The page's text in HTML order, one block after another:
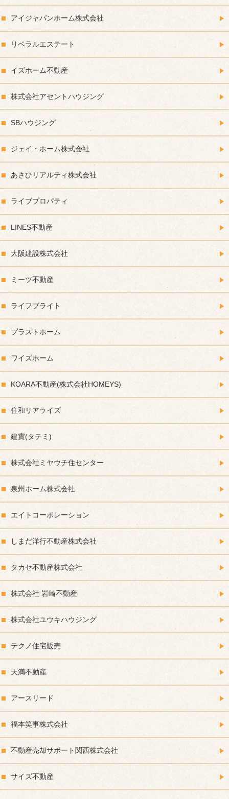
アイジャパンホーム株式会社
リベラルエステート
イズホーム不動産
株式会社アセントハウジング
SBハウジング
ジェイ・ホーム株式会社
あさひリアルティ株式会社
ライブプロパティ
LINES不動産
大阪建設株式会社
ミーツ不動産
ライフブライト
プラストホーム
ワイズホーム
KOARA不動産(株式会社HOMEYS)
住和リアライズ
建實(タテミ)
株式会社ミヤウチ住センター
泉州ホーム株式会社
エイトコーポレーション
しまだ洋行不動産株式会社
タカセ不動産株式会社
株式会社 岩崎不動産
株式会社ユウキハウジング
テクノ住宅販売
天満不動産
アースリード
福本笑事株式会社
不動産売却サポート関西株式会社
サイズ不動産